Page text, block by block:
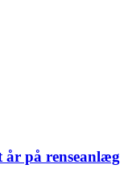
år på renseanlæg